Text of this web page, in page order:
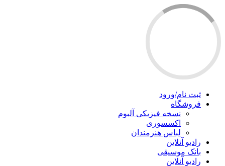
ثبت نام/ورود
فروشگاه
نسخه فیزیکی آلبوم
اکسسوری
لباس هنرمندان
رادیو آنلاین
بانک موسیقی
رادیو آنلاین